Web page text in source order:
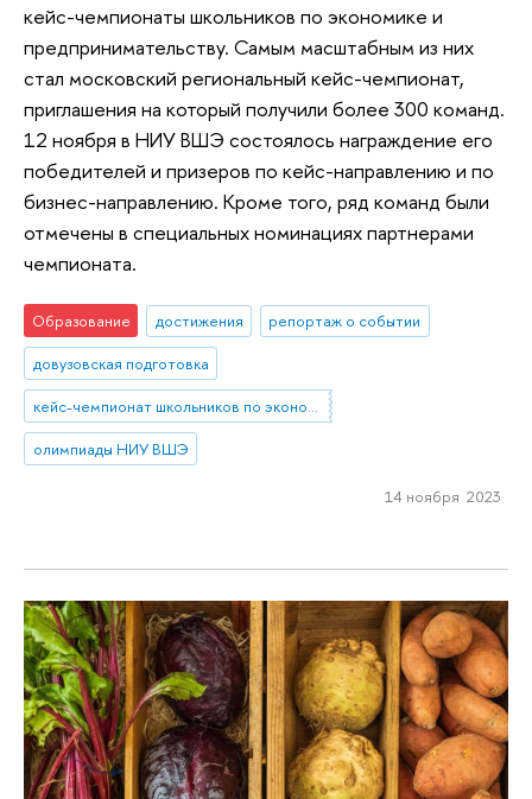
кейс-чемпионаты школьников по экономике и
предпринимательству. Самым масштабным из них
стал московский региональный кейс-чемпионат,
приглашения на который получили более 300 команд.
12 ноября в НИУ ВШЭ состоялось награждение его
победителей и призеров по кейс-направлению и по
бизнес-направлению. Кроме того, ряд команд были
отмечены в специальных номинациях партнерами
чемпионата.
Образование достижения
репортаж о событии
довузовская подготовка
кейс-чемпионат школьников по экономике и предпринимательству
олимпиады НИУ ВШЭ
14 ноября 2023